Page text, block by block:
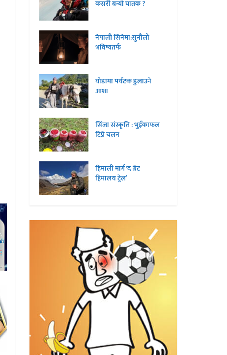
कसरी बन्यो घातक ?
नेपाली सिनेमा:सुनौलो
भविष्यतर्फ
घोडामा पर्यटक डुलाउने
आशा
सिंजा संस्कृति : भुइँकाफल
टिप्ने चलन
हिमाली मार्ग ‘द ग्रेट
हिमालय ट्रेल’